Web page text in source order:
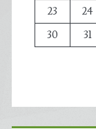
23
24
30
31